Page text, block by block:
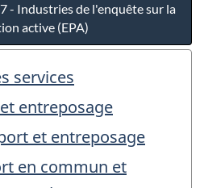
- Industries de l'enquête sur la
active (EPA)
services
entreposage
et entreposage
en commun et